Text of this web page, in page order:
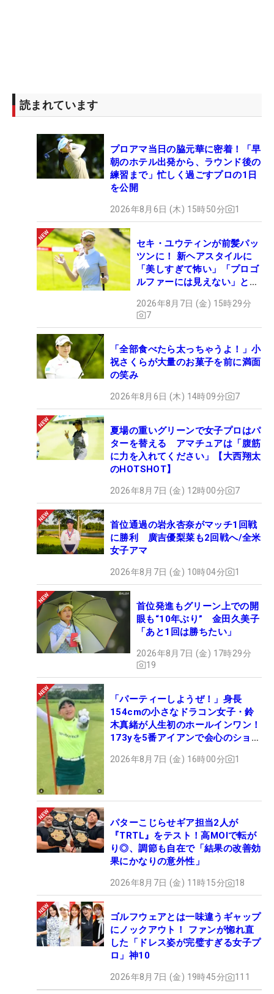
読まれています
プロアマ当日の脇元華に密着！「早
朝のホテル出発から、ラウンド後の
練習まで」忙しく過ごすプロの1日
を公開
2026年8月6日 (木) 15時50分 1
セキ・ユウティンが前髪パッ
ツンに！ 新ヘアスタイルに
「美しすぎて怖い」「プロゴ
ルファーには見えない」とコ
2026年8月7日 (金) 15時29分
7
「全部食べたら太っちゃうよ！」小
祝さくらが大量のお菓子を前に満面
の笑み
2026年8月6日 (木) 14時09分 7
夏場の重いグリーンで女子プロはパ
ターを替える アマチュアは「腹筋
に力を入れてください」【大西翔太
のHOTSHOT】
2026年8月7日 (金) 12時00分 7
首位通過の岩永杏奈がマッチ1回戦
に勝利 廣吉優梨菜も2回戦へ/全米
女子アマ
2026年8月7日 (金) 10時04分 1
首位発進もグリーン上での開
眼も“10年ぶり” 金田久美子
「あと1回は勝ちたい」
2026年8月7日 (金) 17時29分
19
「パーティーしようぜ！」身長
154cmの小さなドラコン女子・鈴
木真緒が人生初のホールインワン！
173yを5番アイアンで会心のショッ
2026年8月7日 (金) 16時00分 1
パターこじらせギア担当2人が
『TRTL』をテスト！高MOIで転が
り◎、調節も自在で「結果の改善効
果にかなりの意外性」
2026年8月7日 (金) 11時15分 18
ゴルフウェアとは一味違うギャップ
にノックアウト！ ファンが惚れ直
した「ドレス姿が完璧すぎる女子プ
ロ」神10
2026年8月7日 (金) 19時45分 111